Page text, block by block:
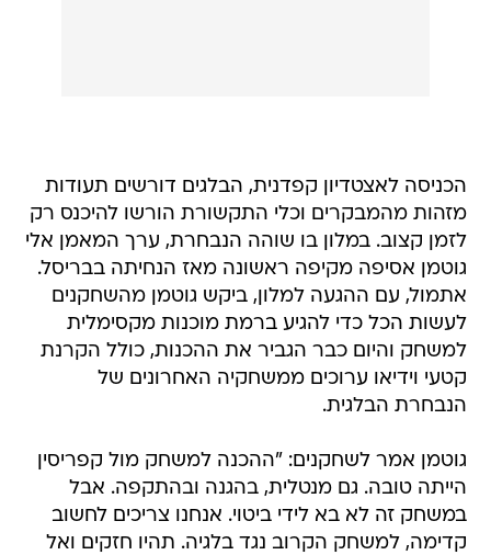
הכניסה לאצטדיון קפדנית, הבלגים דורשים תעודות
מזהות מהמבקרים וכלי התקשורת הורשו להיכנס רק
לזמן קצוב. במלון בו שוהה הנבחרת, ערך המאמן אלי
גוטמן אסיפה מקיפה ראשונה מאז הנחיתה בבריסל.
אתמול, עם ההגעה למלון, ביקש גוטמן מהשחקנים
לעשות הכל כדי להגיע ברמת מוכנות מקסימלית
למשחק והיום כבר הגביר את ההכנות, כולל הקרנת
קטעי וידיאו ערוכים ממשחקיה האחרונים של
הנבחרת הבלגית.
גוטמן אמר לשחקנים: "ההכנה למשחק מול קפריסין
הייתה טובה. גם מנטלית, בהגנה ובהתקפה. אבל
במשחק זה לא בא לידי ביטוי. אנחנו צריכים לחשוב
קדימה, למשחק הקרוב נגד בלגיה. תהיו חזקים ואל